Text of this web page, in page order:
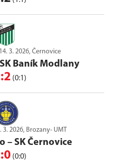
3. 2026, Černovice
SK Baník Modlany
(0:1)
2026, Brozany- UMT
– SK Černovice
(0:0)